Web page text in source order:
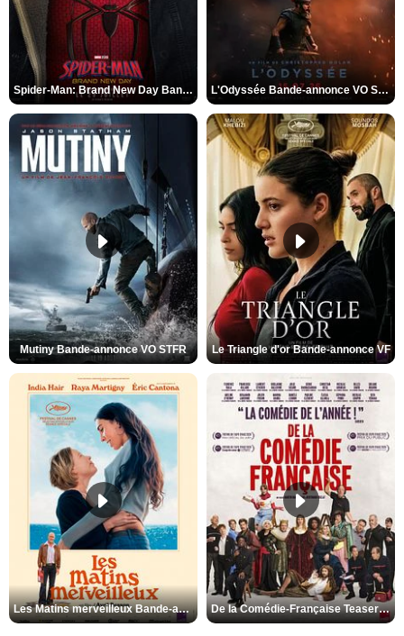
Spider-Man: Brand New Day Bande-annonce VO STFR L'Odyssée Bande-annonce VO STFR
Mutiny Bande-annonce VO STFR Le Triangle d'or Bande-annonce VF
Les Matins merveilleux Bande-annonce VF De la Comédie-Française Teaser VF